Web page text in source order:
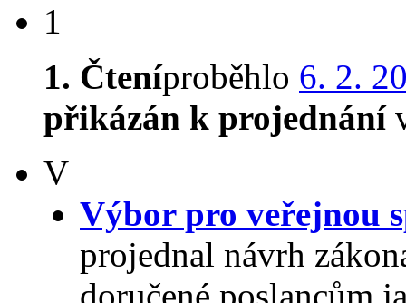
1
1. Čteníproběhlo 6. 2.
přikázán k projednání
V
Výbor pro veřejnou
projednal návrh
doručené poslancům